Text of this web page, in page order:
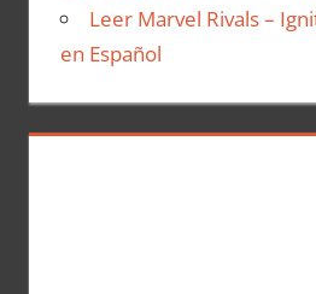
Leer Marvel Rivals –
en Español